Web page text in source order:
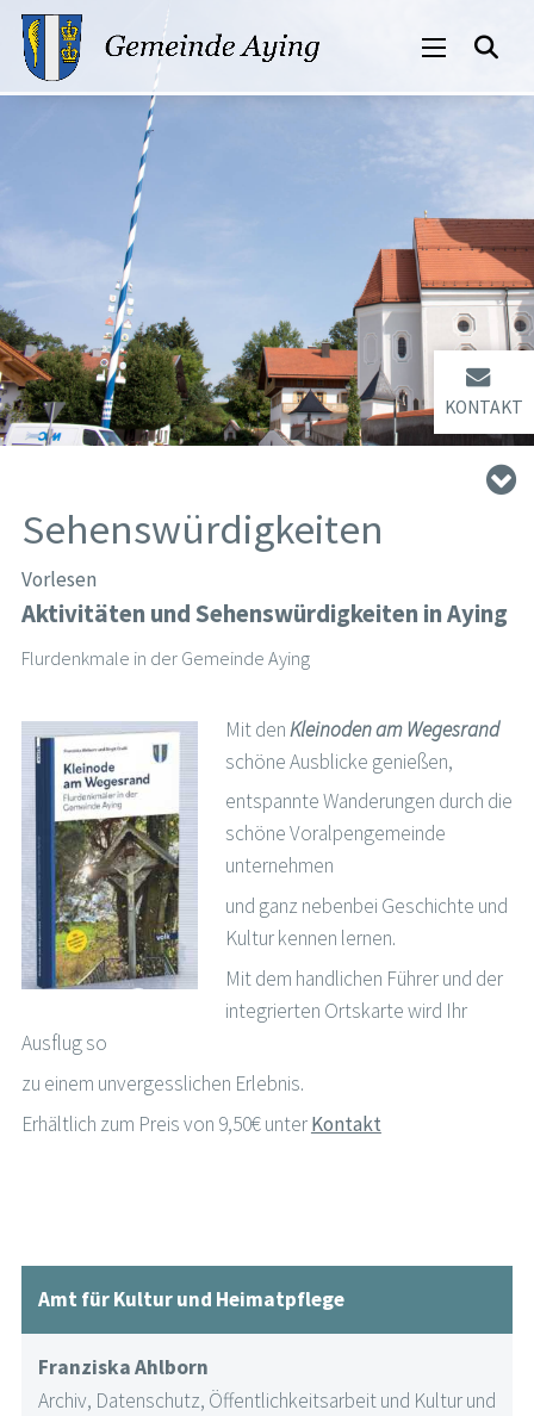
KONTAKT
Sehenswürdigkeiten
Vorlesen
Aktivitäten und Sehenswürdigkeiten in Aying
Flurdenkmale in der Gemeinde Aying
Mit denKleinoden am Wegesrand
schöne Ausblicke genießen,
entspannte Wanderungen durch die
schöne Voralpengemeinde
unternehmen
und ganz nebenbei Geschichte und
Kultur kennen lernen.
Mit dem handlichen Führer und der
integrierten Ortskarte wird Ihr
Ausflug so
zu einem unvergesslichen Erlebnis.
Erhältlich zum Preis von 9,50€ unterKontakt
Amt für Kultur und Heimatpflege
Franziska Ahlborn
Archiv, Datenschutz, Öffentlichkeitsarbeit und Kultur und